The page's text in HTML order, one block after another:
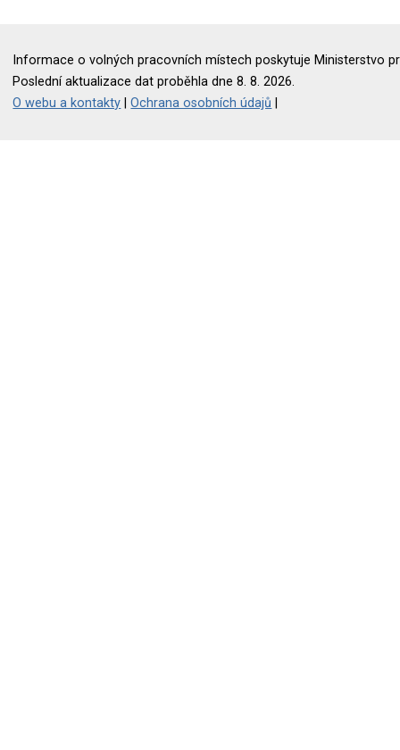
Informace o volných pracovních místech poskytuje Ministerstvo
Poslední aktualizace dat proběhla dne 8. 8. 2026.
O webu a kontakty |Ochrana osobních údajů